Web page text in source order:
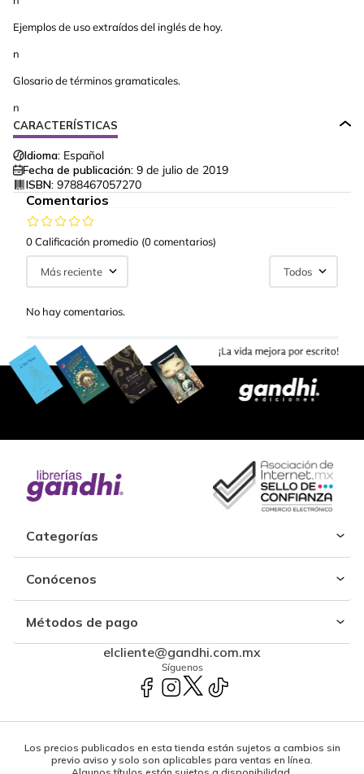
Ejemplos de uso extraídos del inglés de hoy.
n
Glosario de términos gramaticales.
n
CARACTERÍSTICAS
Idioma: Español
Fecha de publicación: 9 de julio de 2019
ISBN: 9788467057270
Comentarios
0 Calificación promedio (0 comentarios)
Más reciente Todos
No hay comentarios.
Categorías
Conócenos
Métodos de pago
elcliente@gandhi.com.mx
Síguenos
Los precios publicados en esta tienda están sujetos a cambios sin
previo aviso y solo son aplicables para ventas en línea.